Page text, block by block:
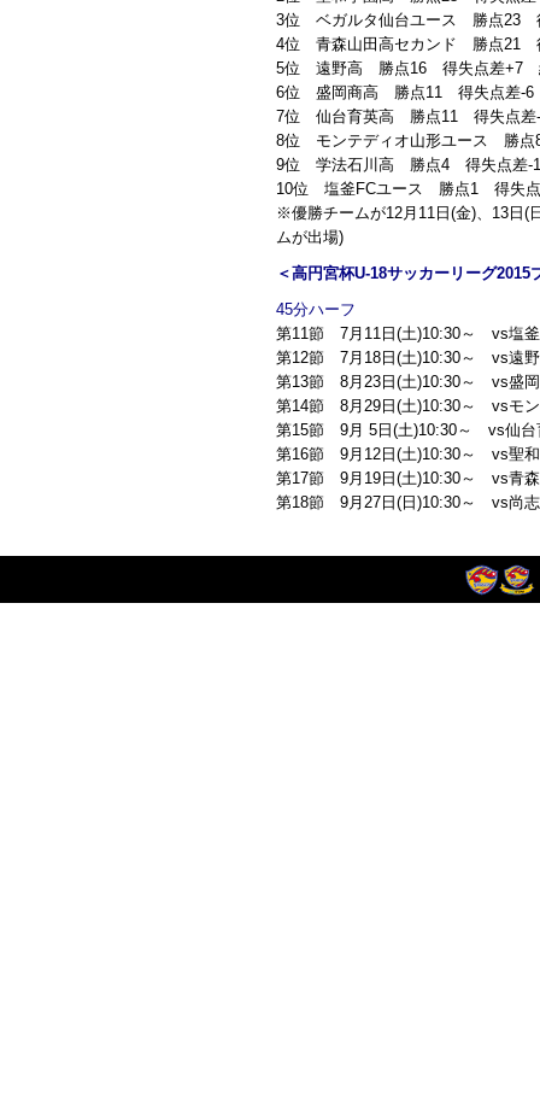
3位 ベガルタ仙台ユース 勝点23
4位 青森山田高セカンド 勝点21
5位 遠野高 勝点16 得失点差+7
6位 盛岡商高 勝点11 得失点差-6
7位 仙台育英高 勝点11 得失点差
8位 モンテディオ山形ユース 勝
9位 学法石川高 勝点4 得失点差-
10位 塩釜FCユース 勝点1 得失
※優勝チームが12月11日(金)、13日(
ムが出場)
＜高円宮杯U-18サッカーリーグ
45分ハーフ
第11節 7月11日(土)10:30～ vs塩釜
第12節 7月18日(土)10:30～ vs遠野
第13節 8月23日(土)10:30～ vs盛岡
第14節 8月29日(土)10:30～ vsモン
第15節 9月 5日(土)10:30～ vs仙台
第16節 9月12日(土)10:30～ vs聖和
第17節 9月19日(土)10:30～ vs青森
第18節 9月27日(日)10:30～ vs尚志